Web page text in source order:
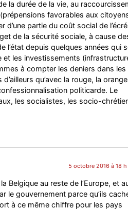
la durée de la vie, au
favorables aux
partie du coût social de
de la sécurité sociale, à cause
l’état depuis quelques années qui
les investissements
à compter les deniers dans les
qu’avec la rouge, la
politicarde. Le
les socialistes, les socio-
5 octobre 2016 à 18
Belgique au reste de l’Europe, et
le gouvernement parce qu’ils
à ce même chiffre pour les pays